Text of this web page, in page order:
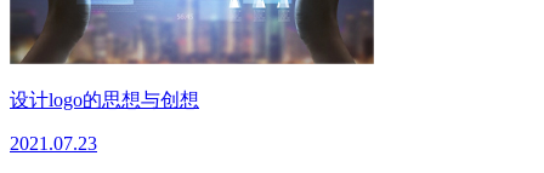
设计logo的思想与创想
2021.07.23